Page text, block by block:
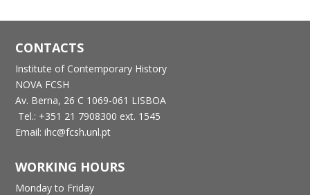
CONTACTS
Institute of Contemporary History
NOVA FCSH
Av. Berna, 26 C 1069-061 LISBOA
Tel.: +351 21 7908300 ext. 1545
Email: ihc@fcsh.unl.pt
WORKING HOURS
Monday to Friday